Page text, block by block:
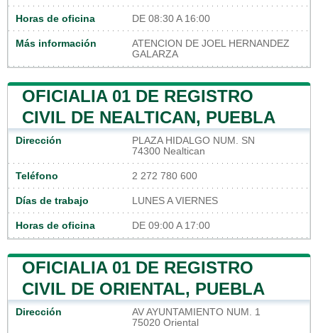
Horas de oficina DE 08:30 A 16:00
Más información
ATENCION DE JOEL HERNANDEZ
GALARZA
OFICIALIA 01 DE REGISTRO
CIVIL DE NEALTICAN, PUEBLA
Dirección
PLAZA HIDALGO NUM. SN
74300 Nealtican
Teléfono 2 272 780 600
Días de trabajo LUNES A VIERNES
Horas de oficina DE 09:00 A 17:00
OFICIALIA 01 DE REGISTRO
CIVIL DE ORIENTAL, PUEBLA
Dirección
AV AYUNTAMIENTO NUM. 1
75020 Oriental